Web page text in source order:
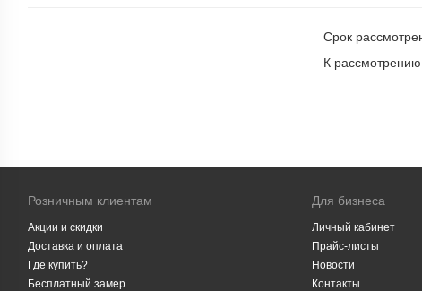
Срок
К рассмотрению
Розничным клиентам
Акции и скидки
Доставка и оплата
Где купить?
Бесплатный замер
Для бизнеса
Личный кабинет
Прайс-листы
Новости
Контакты